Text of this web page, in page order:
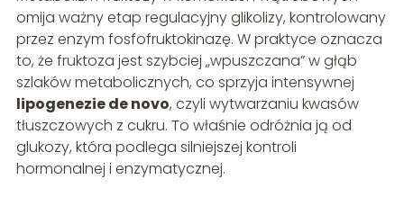
omija ważny etap regulacyjny glikolizy, kontrolowany
przez enzym fosfofruktokinazę. W praktyce oznacza
to, że fruktoza jest szybciej „wpuszczana” w głąb
szlaków metabolicznych, co sprzyja intensywnej
lipogenezie de novo, czyli wytwarzaniu kwasów
tłuszczowych z cukru. To właśnie odróżnia ją od
glukozy, która podlega silniejszej kontroli
hormonalnej i enzymatycznej.